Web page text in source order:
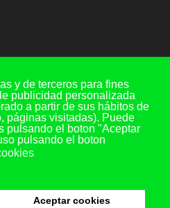
y de terceros para fines
publicidad personalizada
a partir de sus hábitos de
páginas visitadas). Puede
pulsando el boton "Aceptar
pulsando el boton
Aceptar cookies
- oficina 5, 47001 - Valladolid
107